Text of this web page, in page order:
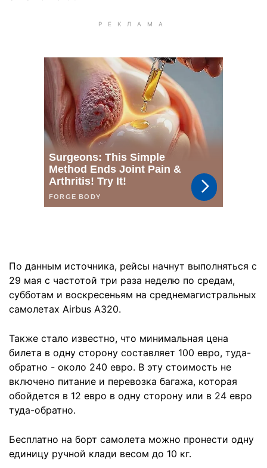
По данным источника, рейсы начнут выполняться с
29 мая с частотой три раза неделю по средам,
субботам и воскресеньям на среднемагистральных
самолетах Airbus A320.
Также стало известно, что минимальная цена
билета в одну сторону составляет 100 евро, туда-
обратно - около 240 евро. В эту стоимость не
включено питание и перевозка багажа, которая
обойдется в 12 евро в одну сторону или в 24 евро
туда-обратно.
Бесплатно на борт самолета можно пронести одну
единицу ручной клади весом до 10 кг.